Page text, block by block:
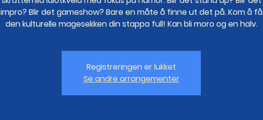
impro? Blir det gameshow? Bare en måte å finne ut det på. Kom å få
den kulturelle magesekken din stappa full! Kan bli moro og en halv.
Registreringen er lukket
Se andre arrangementer